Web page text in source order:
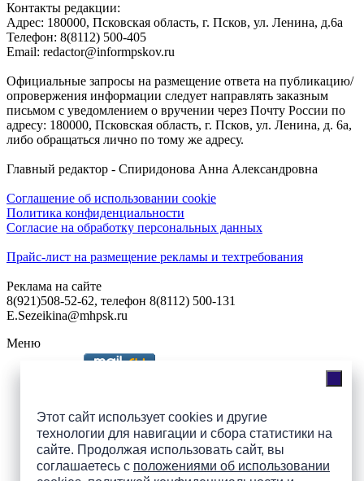
Этот сайт использует cookies и другие
технологии для навигации и сбора статистики на
сайте. Продолжая использовать сайт, вы
соглашаетесь с положениями об использовании
Контакты редакции:
Адреc: 180000, Псковская область, г. Псков, ул. Ленина, д.6а
Телефон: 8(8112) 500-405
Email: redactor@informpskov.ru
Официальные запросы на размещение ответа на публикацию/
опровержения информации следует направлять заказным
письмом с уведомлением о вручении через Почту России по
адресу: 180000, Псковская область, г. Псков, ул. Ленина, д. 6а,
либо обращаться лично по тому же адресу.
Главный редактор - Спиридонова Анна Александровна
Соглашение об использовании cookie
Политика конфиденциальности
Согласие на обработку персональных данных
Прайс-лист на размещение рекламы и техтребования
Реклама на сайте
8(921)508-52-62, телефон 8(8112) 500-131
E.Sezeikina@mhpsk.ru
Меню
Подпишись на группы
ПАИ в соцсетях!